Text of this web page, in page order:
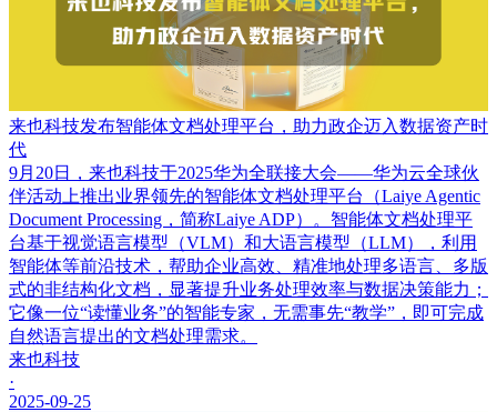
来也科技发布智能体文档处理平台，助力政企迈入数据资产时
代
9月20日，来也科技于2025华为全联接大会——华为云全球伙
伴活动上推出业界领先的智能体文档处理平台（Laiye Agentic
Document Processing，简称Laiye ADP）。智能体文档处理平
台基于视觉语言模型（VLM）和大语言模型（LLM），利用
智能体等前沿技术，帮助企业高效、精准地处理多语言、多版
式的非结构化文档，显著提升业务处理效率与数据决策能力；
它像一位“读懂业务”的智能专家，无需事先“教学”，即可完成
自然语言提出的文档处理需求。
来也科技
·
2025-09-25